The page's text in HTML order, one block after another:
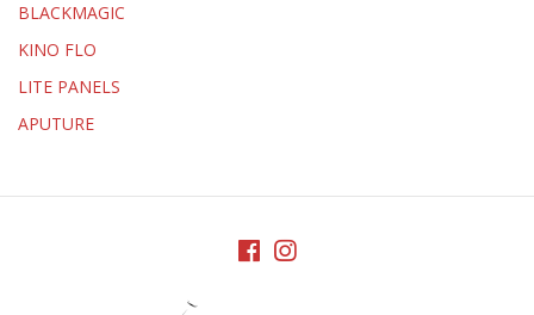
BLACKMAGIC
KINO FLO
LITE PANELS
APUTURE